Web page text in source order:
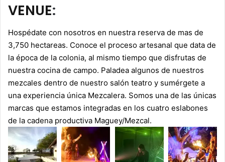
VENUE:
Hospédate con nosotros en nuestra reserva de mas de
3,750 hectareas. Conoce el proceso artesanal que data de
la época de la colonia, al mismo tiempo que disfrutas de
nuestra cocina de campo. Paladea algunos de nuestros
mezcales dentro de nuestro salón teatro y sumérgete a
una experiencia única Mezcalera. Somos una de las únicas
marcas que estamos integradas en los cuatro eslabones
de la cadena productiva Maguey/Mezcal.